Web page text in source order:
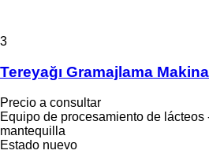
3
Tereyağı Gramajlama
Precio a consultar
Equipo de procesamiento de lácteos
mantequilla
Estado nuevo